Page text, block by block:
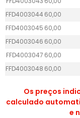
FFD4003044 60,00
FFD4003045 60,00
FFD4003046 60,00
FFD4003047 60,00
FFD4003048 60,00
Os preços
calculado
e